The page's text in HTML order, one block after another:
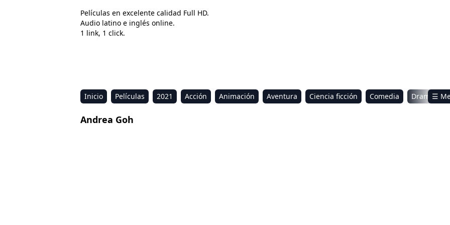
Películas en excelente calidad Full HD.
Audio latino e inglés online.
1 link, 1 click.
Inicio Películas 2021 Acción Animación Aventura Ciencia ficción Comedia
Drama
Estreno
Kids
☰
Andrea Goh